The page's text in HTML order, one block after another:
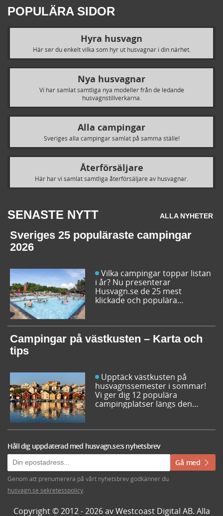
POPULÄRA SIDOR
Hyra husvagn
Här ser du enkelt vilka som hyr ut husvagnar i din närhet.
Nya husvagnar
Vi har samlat samtliga nya modeller från de ledande
husvagnstillverkarna.
Alla campingar
Sveriges alla campingar samlat på samma ställe!
Återförsäljare
Här har vi samlat samtliga återförsäljare av husvagnar.
SENASTE NYTT ALLA NYHETER
Sveriges 25 populäraste campingar
2026
Vilka campingar toppar listan
i år? Nu presenterar
Husvagn.se de 25 mest
klickade och populära
inspireras av campingfolkets
egna favoriter och hitta din
nästa favorit redan idag!
Campingar på västkusten – Karta och
tips
husvagnssemester i sommar!
Vi ger dig 12 populära
campingplatser längs den
campingar längst västkusten
Håll dig uppdaterad med husvagn.se:s nyhetsbrev
Gå med
Genom att prenumerera på vårt nyhetsbrev godkänner du
husvagn.se sekretesspolicy
Copyright © 2012 - 2026 av Westcoast Digital AB. Alla